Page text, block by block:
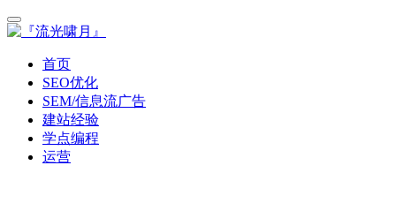
首页
SEO优化
SEM/信息流广告
建站经验
学点编程
运营